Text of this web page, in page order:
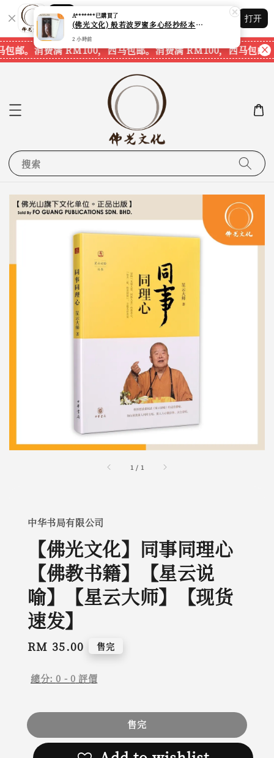
Shopping: 追踪您的订单
您信赖的商店
打开
邮。 消费满 RM100，西马包邮。消费满 RM100，西马包邮。
搜索
1 / 1
中华书局有限公司
【佛光文化】同事同理心
【佛教书籍】【星云说
喻】【星云大师】【现货
速发】
Regular
RM 35.00 售完
總分:0 - 0 評價
售完
A*******已購買了
(佛光文化) 般若波罗蜜多心经抄经本 Prajna Paramita Heart Sutra (30pcs/pack) 现货速发
2 小時前